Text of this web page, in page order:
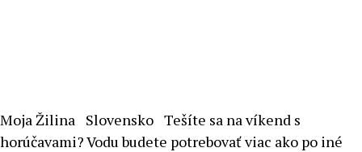
Moja Žilina Slovensko Tešíte sa na víkend s
horúčavami? Vodu budete potrebovať viac ako po iné